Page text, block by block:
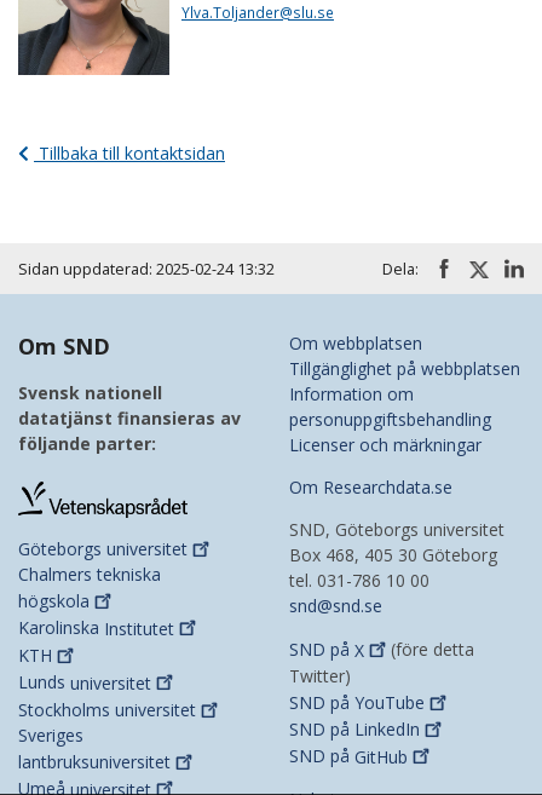
Ylva.Toljander@slu.se
Tillbaka till kontaktsidan
Sidan uppdaterad: 2025-02-24 13:32 Dela:
Om SND
Svensk nationell
datatjänst finansieras av
följande parter:
Göteborgs universitet
Chalmers tekniska
högskola
Karolinska Institutet
KTH
Lunds universitet
Stockholms universitet
Sveriges
lantbruksuniversitet
Umeåuniversitet
Om webbplatsen
Tillgänglighet på webbplatsen
Information om
personuppgiftsbehandling
Licenser och märkningar
Om Researchdata.se
SND, Göteborgs universitet
Box 468, 405 30 Göteborg
tel. 031-786 10 00
snd@snd.se
SND på X
(före detta
Twitter)
SND på YouTube
SND på LinkedIn
SND på GitHub